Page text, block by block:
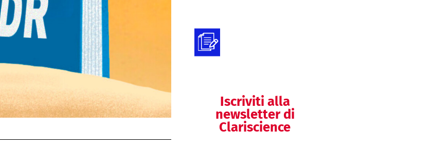
Iscriviti alla
newsletter di
Clariscience